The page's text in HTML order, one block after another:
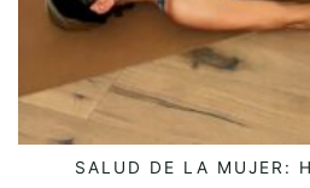
SELECCIONAR
SALUD DE LA MUJER: